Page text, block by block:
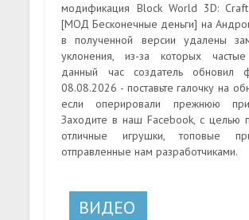
модификация Block World 3D:
[МОД Бесконечные деньги] на
в полученной версии удалены
уклонения, из-за которых
данный час создатель обновил
08.08.2026 - поставьте галочку на
если оперировали прежнюю
Заходите в наш Facebook, с целью
отличные игрушки, топовые
отправленные нам разработчиками.
ВИДЕО